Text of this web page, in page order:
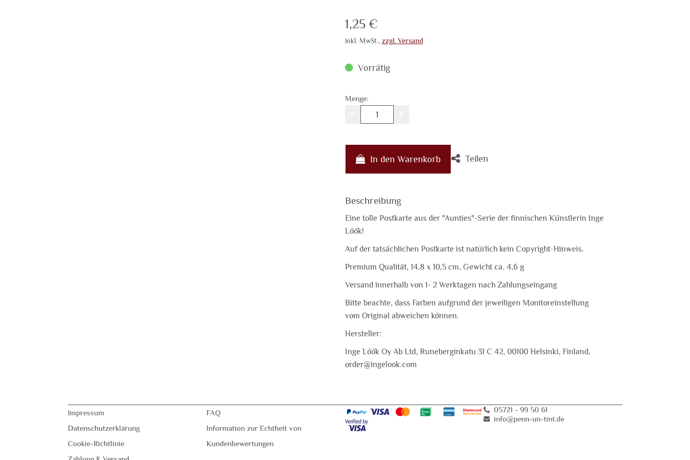
Verkaufspreis: 1,25 €
1,25 €
inkl. MwSt., zzgl. Versand
Vorrätig
Menge:
In den Warenkorb Teilen
Beschreibung
Eine tolle Postkarte aus der "Aunties"-Serie der finnischen Künstlerin Inge
Löök!
Auf der tatsächlichen Postkarte ist natürlich kein Copyright-Hinweis.
Premium Qualität, 14,8 x 10,5 cm, Gewicht ca. 4,6 g
Versand innerhalb von 1- 2 Werktagen nach Zahlungseingang
Bitte beachte, dass Farben aufgrund der jeweiligen Monitoreinstellung
vom Original abweichen können.
Hersteller:
Inge Löök Oy Ab Ltd, Runeberginkatu 31 C 42, 00100 Helsinki, Finland,
order@ingelook.com
Impressum
Datenschutzerklärung
Cookie-Richtlinie
FAQ
Information zur Echtheit von
Kundenbewertungen
05721 - 99 50 61
info@penn-un-tint.de